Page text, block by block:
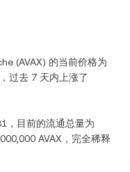
(AVAX) 的当前价格为
，过去 7 天内 上涨了
，目前的流通总量为
AVAX ，完全稀释